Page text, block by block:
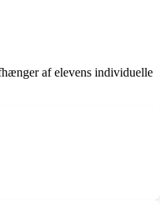
af elevens individuelle